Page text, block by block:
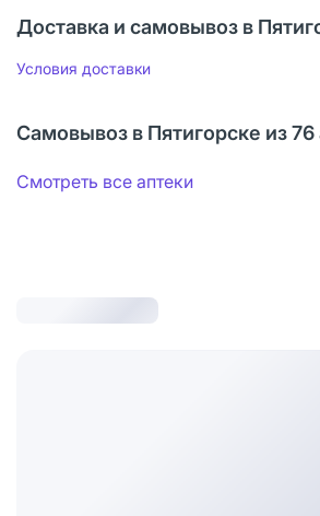
Доставка и самовывоз в
Условия доставки
Самовывоз в Пятигорске из 76
Смотреть все аптеки